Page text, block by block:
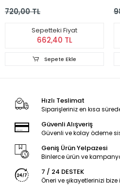
720,00 TL
Sepetteki Fiyat
662,40 TL
Sepete Ekle
Hızlı Teslimat
Siparişleriniz en kısa
Güvenli Alışveriş
Güvenli ve kolay ödeme
Geniş Ürün Yelpazesi
Binlerce ürün ve
7 / 24 DESTEK
Öneri ve şikayetlerinizi bize